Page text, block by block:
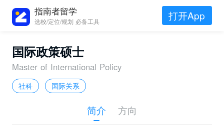
指南者留学
选校/定位/规划 必备工具 打开App
国际政策硕士
Master of International Policy
社科 国际关系
简介 方向